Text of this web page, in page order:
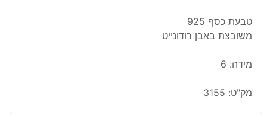
טבעת כסף 925
משובצת באבן רודונייט
מידה: 6
מק"ט: 3155